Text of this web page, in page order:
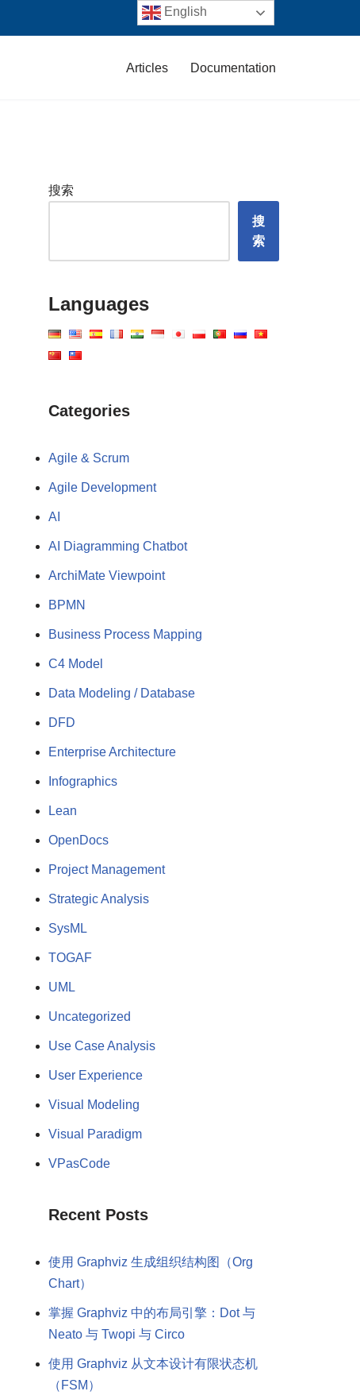
Articles Documentation
搜索
搜
索
Languages
Categories
Agile & Scrum
Agile Development
AI
AI Diagramming Chatbot
ArchiMate Viewpoint
BPMN
Business Process Mapping
C4 Model
Data Modeling / Database
DFD
Enterprise Architecture
Infographics
Lean
OpenDocs
Project Management
Strategic Analysis
SysML
TOGAF
UML
Uncategorized
Use Case Analysis
User Experience
Visual Modeling
Visual Paradigm
VPasCode
Recent Posts
使用 Graphviz 生成组织结构图（Org
Chart）
掌握 Graphviz 中的布局引擎：Dot 与
Neato 与 Twopi 与 Circo
使用 Graphviz 从文本设计有限状态机
（FSM）
English